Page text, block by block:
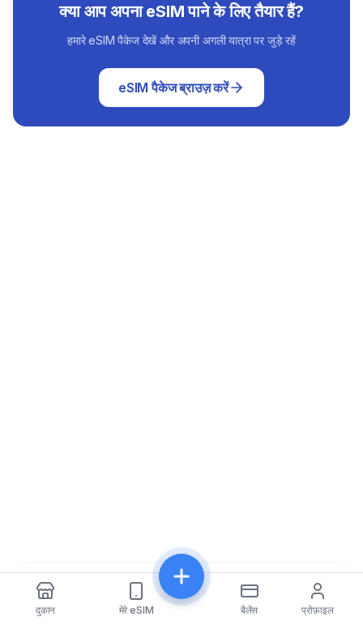
क्या आप अपना eSIM पाने के लिए तैयार हैं?
हमारे eSIM पैकेज देखें और अपनी अगली यात्रा पर जुड़े रहें
eSIM पैकेज ब्राउज़ करें
दुकान मेरे eSIM बैलेंस प्रोफ़ाइल